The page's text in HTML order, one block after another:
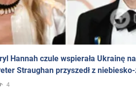
Hannah czule wspierała Ukrainę
Straughan przyszedł z
4